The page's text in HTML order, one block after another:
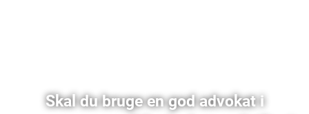
Skal du bruge en god advokat i